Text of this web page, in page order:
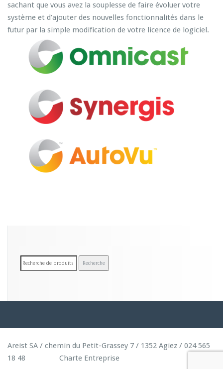
sachant que vous avez la souplesse de faire évoluer votre
système et d’ajouter des nouvelles fonctionnalités dans le
futur par la simple modification de votre licence de logiciel.
R
e
h
e
Recherche
Areist SA / chemin du Petit-Grassey 7 / 1352 Agiez / 024 565
18 48
Charte Entreprise